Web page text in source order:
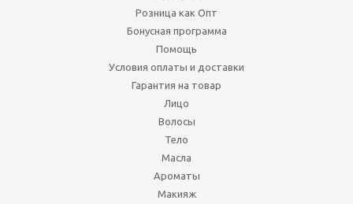
Розница как Опт
Бонусная программа
Помощь
Условия оплаты и доставки
Гарантия на товар
Лицо
Волосы
Тело
Масла
Ароматы
Макияж